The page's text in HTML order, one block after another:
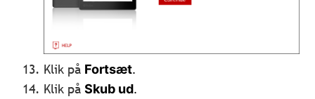
Klik på Fortsæt.
Klik påSkub ud.